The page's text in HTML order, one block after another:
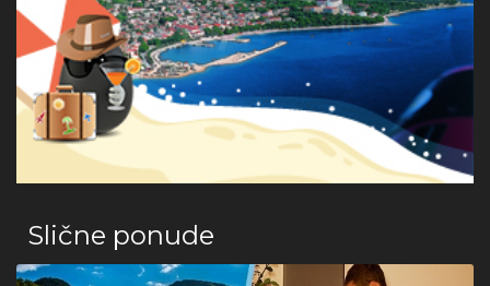
Slične ponude